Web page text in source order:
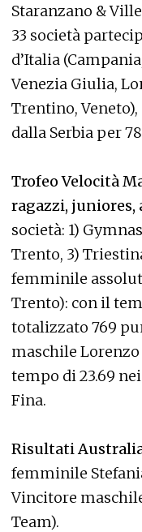
Staranzano &
33 società
d’Italia
Venezia Giulia,
Trentino,
dalla Serbia per
Trofeo Velocità
ragazzi, juniores,
società: 1)
Trento, 3)
femminile
Trento): con il
totalizzato 769
maschile
tempo di 23.69
Fina.
Risultati
femminile
Vincitore
Team).